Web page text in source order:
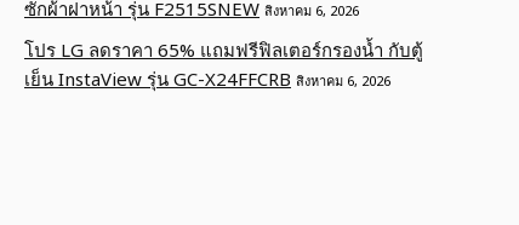
ซักผ้าฝาหน้า รุ่น F2515SNEW สิงหาคม 6, 2026
โปร LG ลดราคา 65% แถมฟรีฟิลเตอร์กรองน้ำ กับตู้
เย็น InstaView รุ่น GC-X24FFCRB สิงหาคม 6, 2026